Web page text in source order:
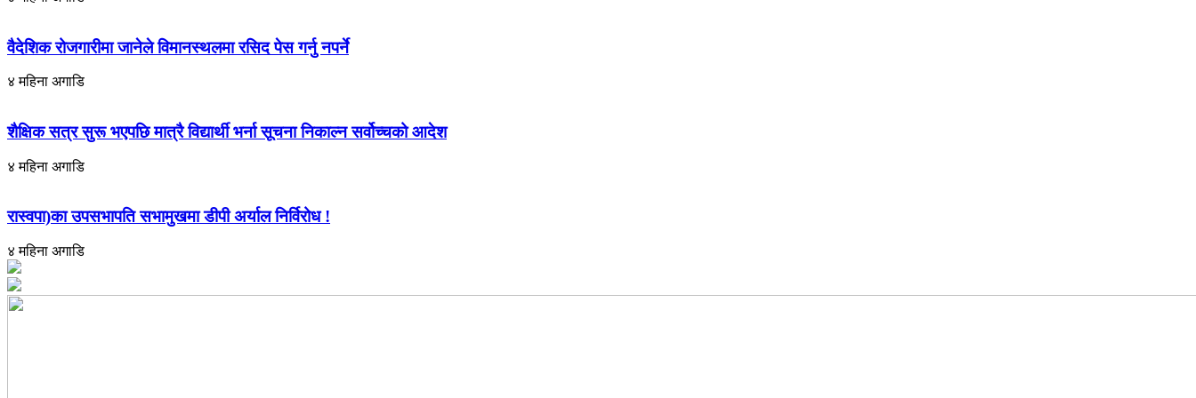
वैदेशिक रोजगारीमा जानेले विमानस्थलमा रसिद पेस गर्नु नपर्ने
४ महिना अगाडि
शैक्षिक सत्र सुरू भएपछि मात्रै विद्यार्थी भर्ना सूचना निकाल्न सर्वोच्चको आदेश
४ महिना अगाडि
रास्वपा)का उपसभापति सभामुखमा डीपी अर्याल निर्विरोध !
४ महिना अगाडि